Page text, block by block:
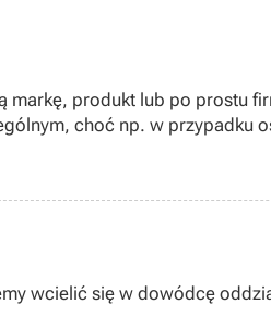
produkt lub po prostu
choć np. w przypadku
I oto ponownie w roli
wcielić się w dowódcę